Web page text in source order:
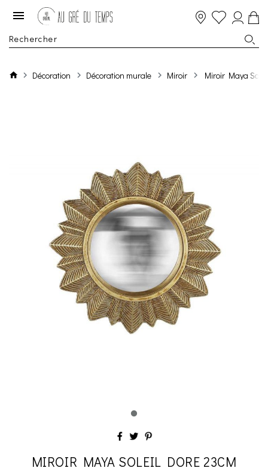
Décoration Décoration murale Miroir Miroir Maya
MIROIR MAYA SOLEIL DORE 23CM